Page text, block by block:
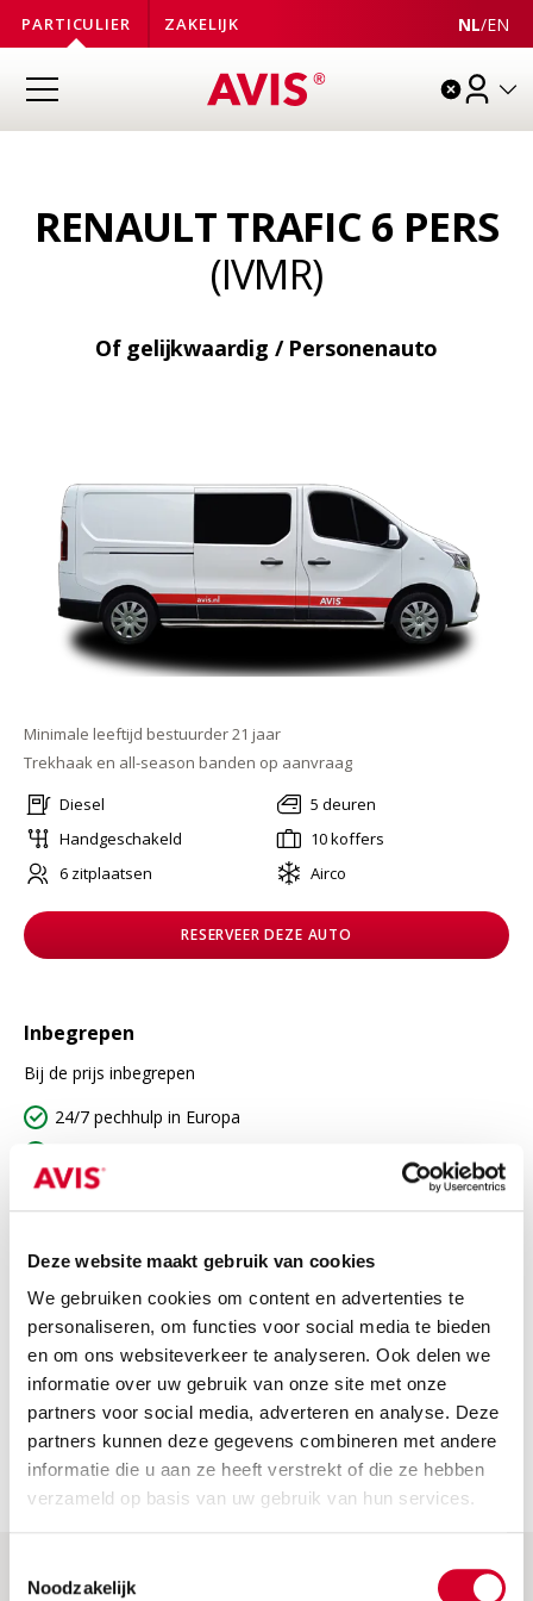
Deze website maakt gebruik van cookies
We gebruiken cookies om content en advertenties te
personaliseren, om functies voor social media te bieden
en om ons websiteverkeer te analyseren. Ook delen we
informatie over uw gebruik van onze site met onze
partners voor social media, adverteren en analyse. Deze
partners kunnen deze gegevens combineren met andere
informatie die u aan ze heeft verstrekt of die ze hebben
verzameld op basis van uw gebruik van hun services.
Noodzakelijk
PARTICULIER ZAKELIJK NL/EN
RENAULT TRAFIC 6 PERS
(IVMR)
Of gelijkwaardig / Personenauto
Minimale leeftijd bestuurder 21 jaar
Trekhaak en all-season banden op aanvraag
Diesel
Handgeschakeld
6 zitplaatsen
5 deuren
10 koffers
Airco
RESERVEER DEZE AUTO
Inbegrepen
Bij de prijs inbegrepen
24/7 pechhulp in Europa
BTW
Niet inbegrepen
Niet bij de prijs inbegrepen
Brandstofkosten: Breng de auto altijd volgetankt of
volgeladen terug. Zo niet, dan rekenen we de brandstof- of
oplaadkosten door.
Waarborg: Deze wordt voldaan bij het ophalen van de
auto. Je krijgt het volledige bedrag terug als je de auto
zonder schade inlevert.